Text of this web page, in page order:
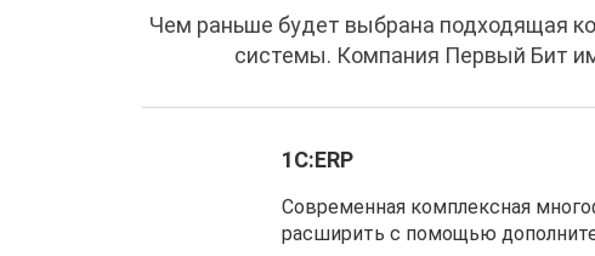
Чем раньше будет выбрана подходящая
системы. Компания Первый Бит
1С:ERP
Современная комплексная
расширить с помощью